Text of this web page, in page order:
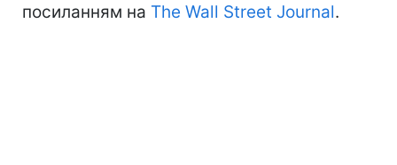
посиланням на The Wall Street Journal.